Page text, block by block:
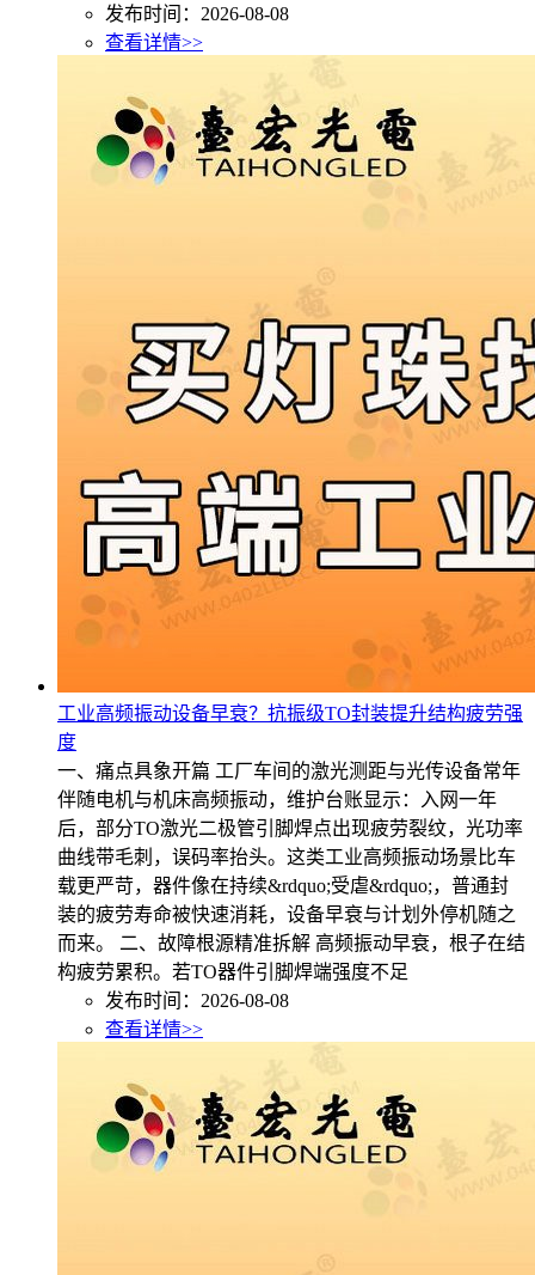
发布时间：2026-08-08
查看详情>>
工业高频振动设备早衰？抗振级TO封装提升结构疲劳强
度
一、痛点具象开篇 工厂车间的激光测距与光传设备常年
伴随电机与机床高频振动，维护台账显示：入网一年
后，部分TO激光二极管引脚焊点出现疲劳裂纹，光功率
曲线带毛刺，误码率抬头。这类工业高频振动场景比车
载更严苛，器件像在持续&rdquo;受虐&rdquo;，普通封
装的疲劳寿命被快速消耗，设备早衰与计划外停机随之
而来。 二、故障根源精准拆解 高频振动早衰，根子在结
构疲劳累积。若TO器件引脚焊端强度不足
发布时间：2026-08-08
查看详情>>